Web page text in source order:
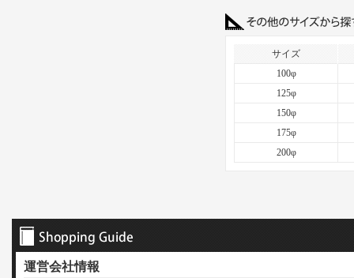
サイズ
100φ
125φ
150φ
175φ
200φ
運営会社情報